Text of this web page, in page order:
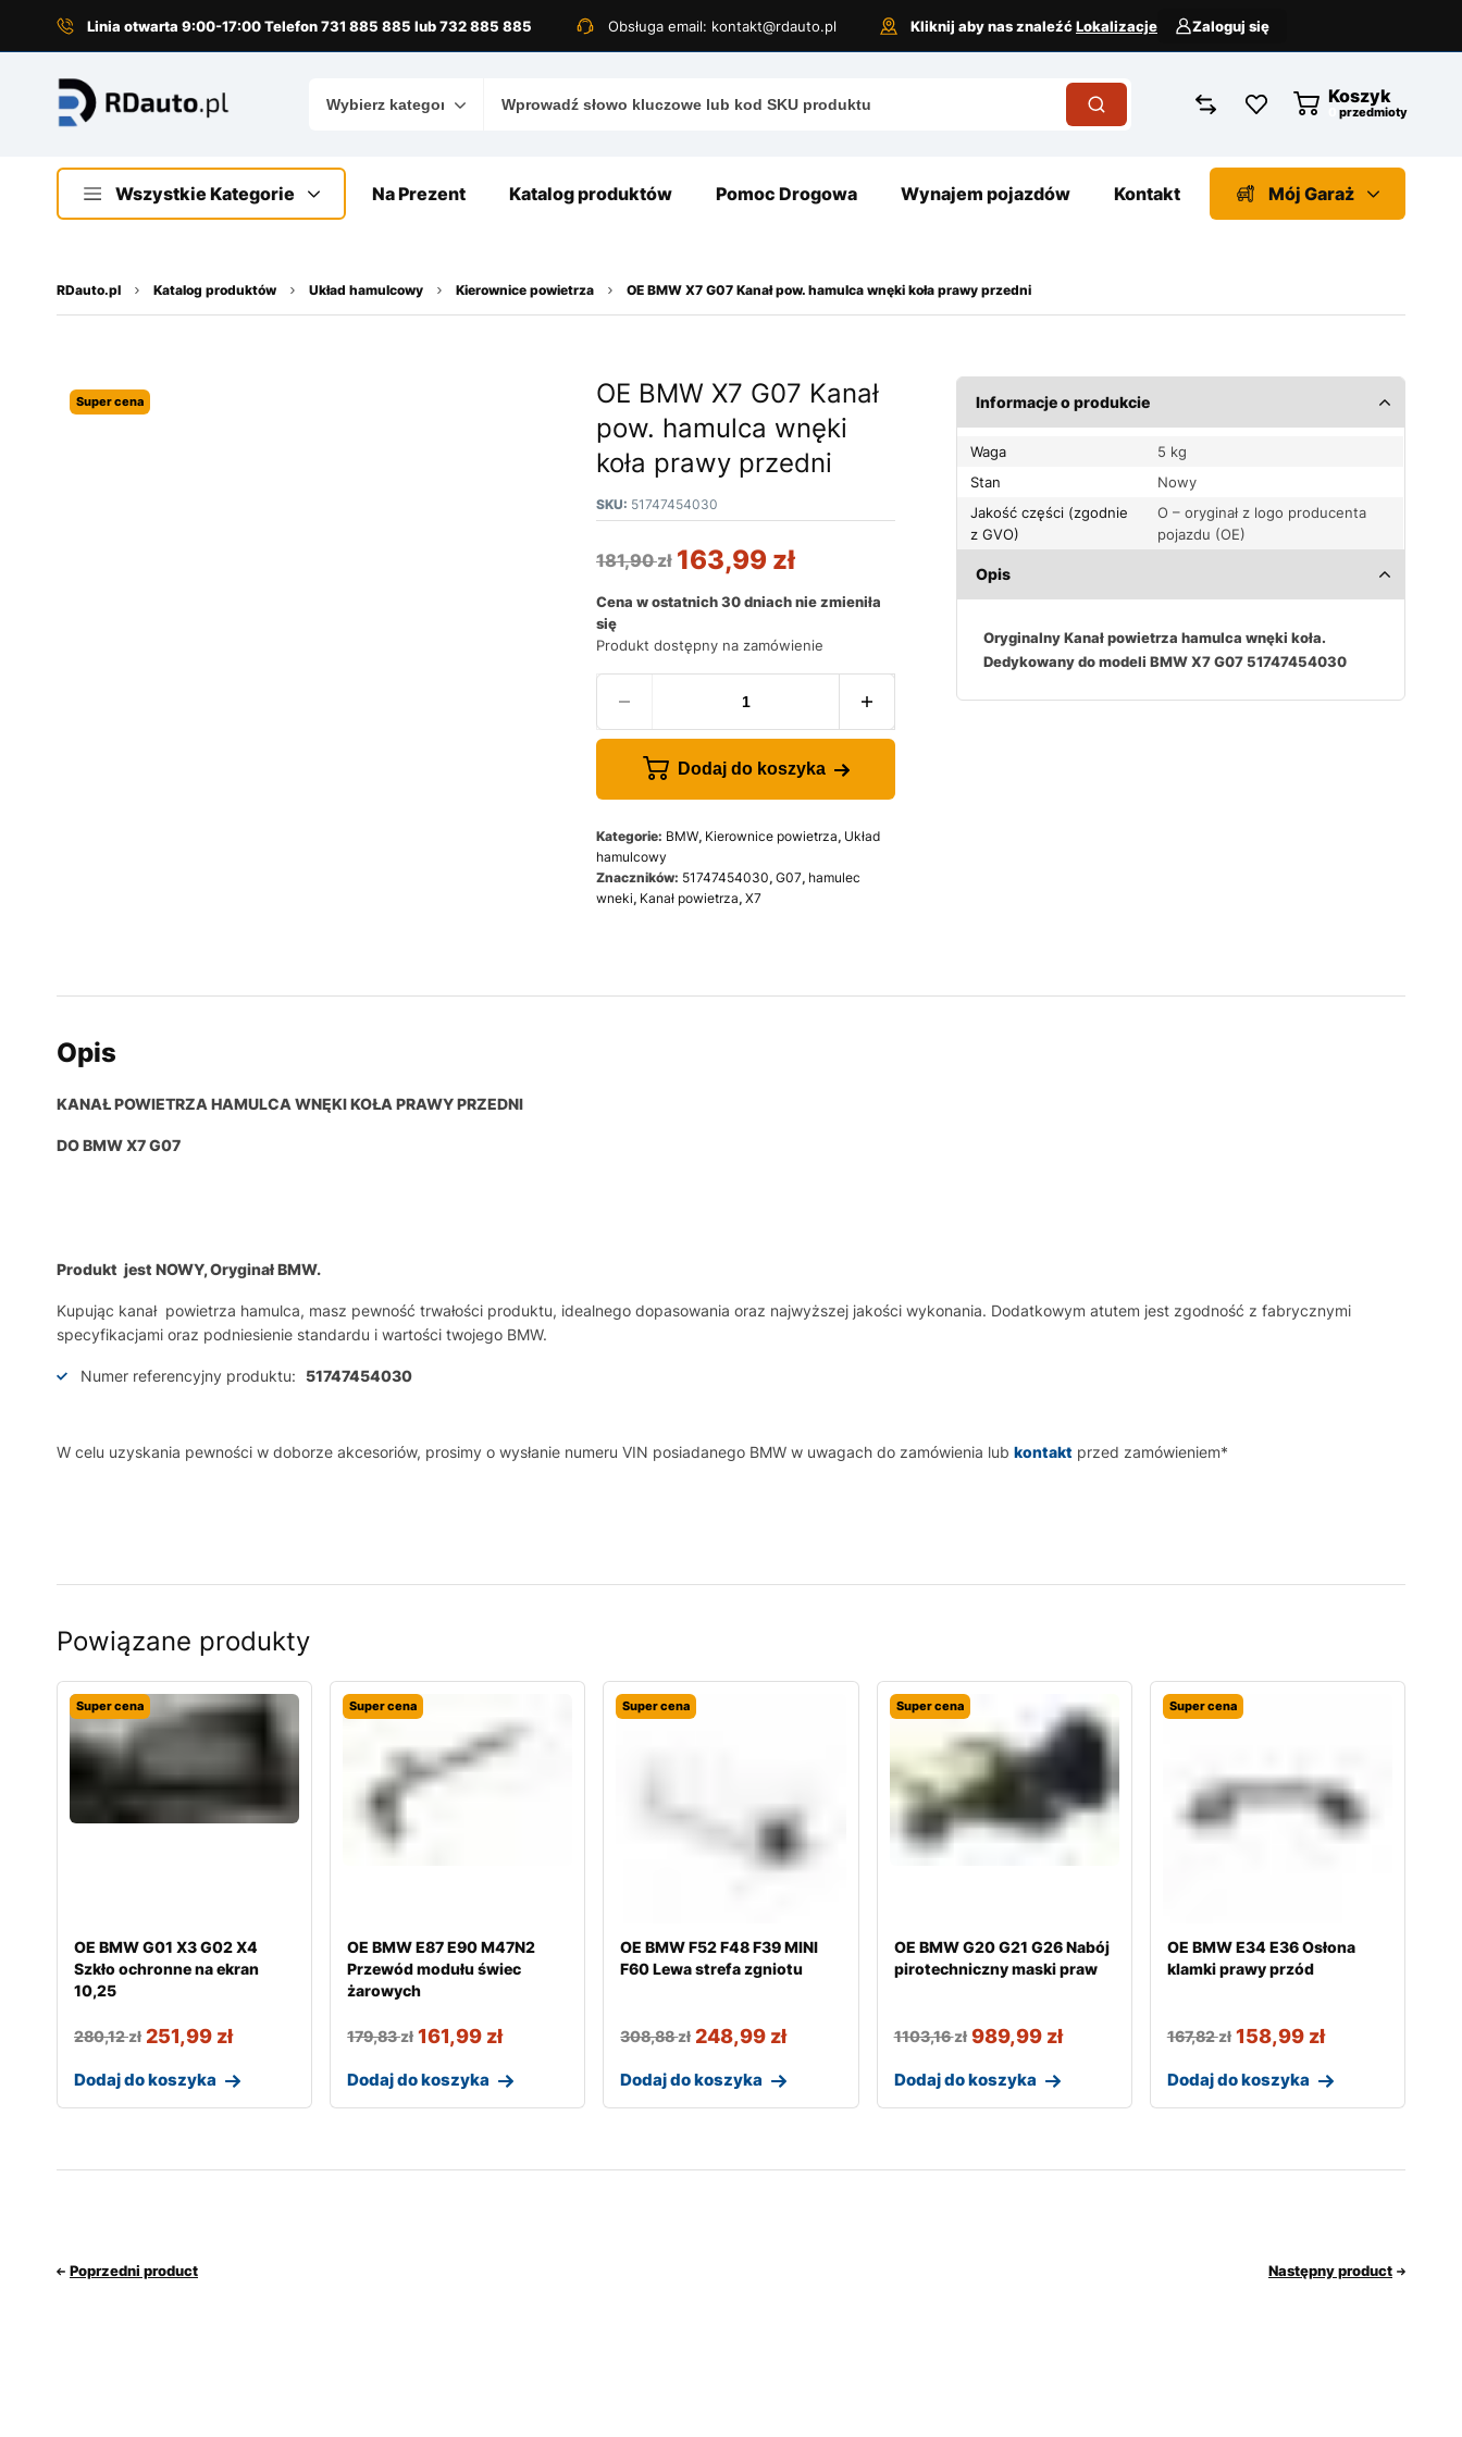
Linia otwarta 9:00-17:00 Telefon 731 885 885 lub 732 885 885 Obsługa email: kontakt@rdauto.pl Kliknij aby nas znaleźćLokalizacje Zaloguj się
Koszyk
przedmioty
Wszystkie Kategorie Na Prezent Katalog produktów Pomoc Drogowa Wynajem pojazdów Kontakt Mój Garaż
RDauto.pl Katalog produktów Układ hamulcowy Kierownice powietrza OE BMW X7 G07 Kanał pow. hamulca wnęki koła prawy przedni
Super cena
OE BMW X7 G07 Kanał
pow. hamulca wnęki
koła prawy przedni
SKU: 51747454030
181,90zł 163,99 zł
Cena w ostatnich 30 dniach nie zmieniła
się
Produkt dostępny na zamówienie
Dodaj do koszyka
Kategorie: BMW, Kierownice powietrza, Układ
hamulcowy
Znaczników: 51747454030, G07, hamulec
wneki, Kanał powietrza, X7
Informacje o produkcie
Waga
5 kg
Stan
Nowy
Jakość części (zgodnie
z GVO)
O – oryginał z logo producenta
pojazdu (OE)
Opis
Oryginalny Kanał powietrza hamulca wnęki koła.
Dedykowany do modeli BMW X7 G07 51747454030
Opis
KANAŁ POWIETRZA HAMULCA WNĘKI KOŁA PRAWY PRZEDNI
DO BMW X7 G07
Produkt jest NOWY, Oryginał BMW.
Kupując kanał powietrza hamulca, masz pewność trwałości produktu, idealnego dopasowania oraz najwyższej jakości wykonania. Dodatkowym atutem jest zgodność z fabrycznymi
specyfikacjami oraz podniesienie standardu i wartości twojego BMW.
Numer referencyjny produktu: 51747454030
W celu uzyskania pewności w doborze akcesoriów, prosimy o wysłanie numeru VIN posiadanego BMW w uwagach do zamówienia lub kontakt przed zamówieniem*
Powiązane produkty
Super cena
OE BMW G01 X3 G02 X4
Szkło ochronne na ekran
10,25
280,12zł 251,99 zł
Dodaj do koszyka
Super cena
OE BMW E87 E90 M47N2
Przewód modułu świec
żarowych
179,83zł 161,99 zł
Dodaj do koszyka
Super cena
OE BMW F52 F48 F39 MINI
F60 Lewa strefa zgniotu
308,88zł 248,99 zł
Dodaj do koszyka
Super cena
OE BMW G20 G21 G26 Nabój
pirotechniczny maski praw
1103,16zł 989,99 zł
Dodaj do koszyka
Super cena
OE BMW E34 E36 Osłona
klamki prawy przód
167,82zł 158,99 zł
Dodaj do koszyka
Poprzedni product Następny product